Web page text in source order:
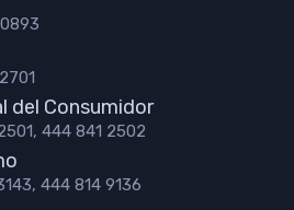
del Consumidor
444 841 2502
444 814 9136